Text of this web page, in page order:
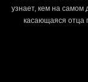
узнает, кем на самом
касающаяся отца